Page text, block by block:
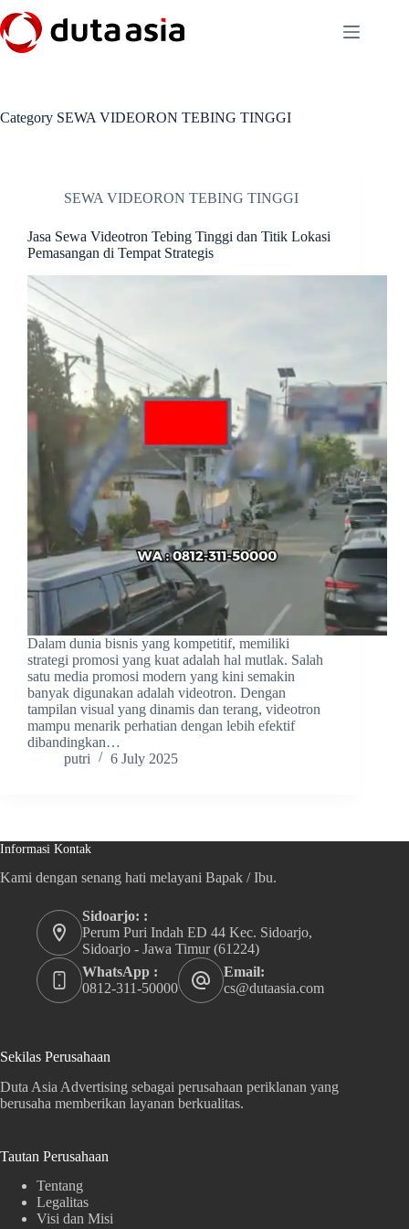
to
content
Category SEWA VIDEORON TEBING TINGGI
SEWA VIDEORON TEBING TINGGI
Jasa Sewa Videotron Tebing Tinggi dan Titik Lokasi
Pemasangan di Tempat Strategis
Dalam dunia bisnis yang kompetitif, memiliki
strategi promosi yang kuat adalah hal mutlak. Salah
satu media promosi modern yang kini semakin
banyak digunakan adalah videotron. Dengan
tampilan visual yang dinamis dan terang, videotron
mampu menarik perhatian dengan lebih efektif
dibandingkan…
putri
6 July 2025
Informasi Kontak
Kami dengan senang hati melayani Bapak / Ibu.
Sidoarjo: :
Perum Puri Indah ED 44 Kec. Sidoarjo,
Sidoarjo - Jawa Timur (61224)
WhatsApp :
0812-311-50000
Email:
cs@dutaasia.com
Sekilas Perusahaan
Duta Asia Advertising sebagai perusahaan periklanan yang
berusaha memberikan layanan berkualitas.
Tautan Perusahaan
Tentang
Legalitas
Visi dan Misi